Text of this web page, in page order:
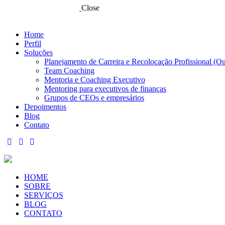
Close
Home
Perfil
Soluções
Planejamento de Carreira e Recolocação Profissional
Team Coaching
Mentoria e Coaching Executivo
Mentoring para executivos de finanças
Grupos de CEOs e empresários
Depoimentos
Blog
Contato
HOME
SOBRE
SERVIÇOS
BLOG
CONTATO